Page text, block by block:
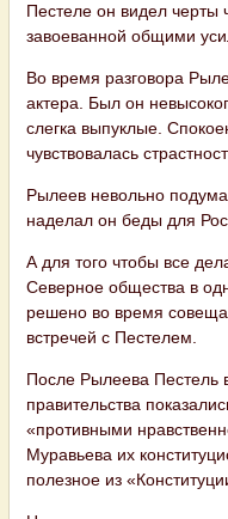
Пестеле он видел черты
завоеванной общими
Во время разговора
актера. Был он
слегка выпуклые.
чувствовалась
Рылеев невольно
наделал он беды для
А для того чтобы все
Северное общества в
решено во время
встречей с Пестелем.
После Рылеева Пестель
правительства
«противными
Муравьева их
полезное из